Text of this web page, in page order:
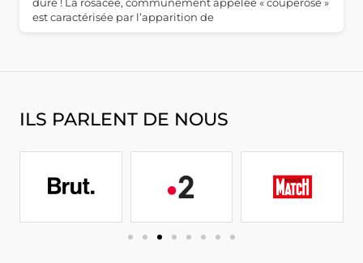
est caractérisée par l’apparition de
ILS PARLENT DE NOUS